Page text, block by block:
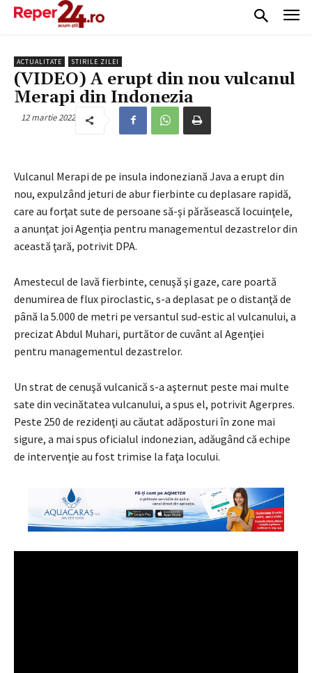
ACTUALITATE STIRILE ZILEI
(VIDEO) A erupt din nou vulcanul
Merapi din Indonezia
12 martie 2022
Vulcanul Merapi de pe insula indoneziană Java a erupt din
nou, expulzând jeturi de abur fierbinte cu deplasare rapidă,
care au forţat sute de persoane să-şi părăsească locuinţele,
a anunţat joi Agenţia pentru managementul dezastrelor din
această ţară, potrivit DPA.
Amestecul de lavă fierbinte, cenuşă şi gaze, care poartă
denumirea de flux piroclastic, s-a deplasat pe o distanţă de
până la 5.000 de metri pe versantul sud-estic al vulcanului, a
precizat Abdul Muhari, purtător de cuvânt al Agenţiei
pentru managementul dezastrelor.
Un strat de cenuşă vulcanică s-a aşternut peste mai multe
sate din vecinătatea vulcanului, a spus el, potrivit Agerpres.
Peste 250 de rezidenţi au căutat adăposturi în zone mai
sigure, a mai spus oficialul indonezian, adăugând că echipe
de intervenţie au fost trimise la faţa locului.